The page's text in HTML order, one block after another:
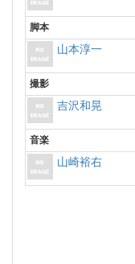
脚本
山本淳一
撮影
吉沢和晃
音楽
山崎裕右